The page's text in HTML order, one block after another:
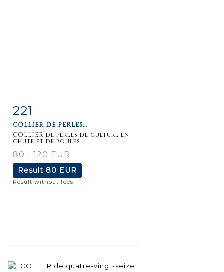
Item detail
221
COLLIER DE PERLES...
COLLIER de perles de culture en
chute et de boules...
80 - 120 EUR
Result 80 EUR
Result without fees